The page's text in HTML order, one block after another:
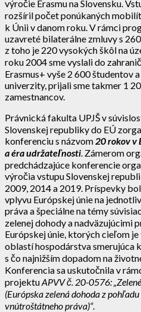
výročie Erasmu na Slovensku.
rozšíril počet ponúkaných
k Únii v danom roku. V rámci
uzavreté bilaterálne zmluvy s
z toho je 220 vysokých škôl na
roku 2004 sme vyslali do
Erasmus+ vyše 2 600 študentov
univerzity, prijali sme takmer 1
zamestnancov.
Právnická fakulta UPJŠ v
Slovenskej republiky do EÚ
konferenciu s názvom 20 rokov v
a éra udržateľnosti . Zámerom
predchádzajúce konferencie
výročia vstupu Slovenskej
2009, 2014 a 2019. Príspevky
vplyvu Európskej únie na
práva a špeciálne na témy
zelenej dohody a nadväzujúcimi
Európskej únie, ktorých cieľom
oblastí hospodárstva smerujúca
s čo najnižším dopadom na
Konferencia sa uskutočnila v
projektuAPVV č. 20-0576:
(Európska zelená dohoda z
vnútroštátneho práva)“.